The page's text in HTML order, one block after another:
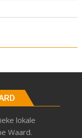
lokale
Waard.